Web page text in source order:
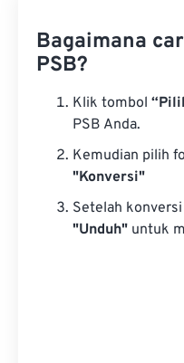
Bagaimana
PSB?
Klik tombol
PSB Anda.
Kemudian pilih
"Konversi"
Setelah
"Unduh" untuk